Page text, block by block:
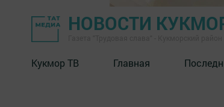
НОВОСТИ
Кукмор ТВ Главная